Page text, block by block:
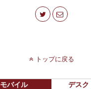
トップに戻る
モバイル デスク